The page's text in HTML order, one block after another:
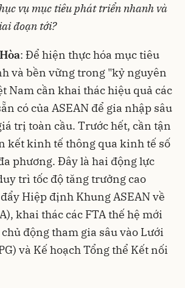
vụ mục tiêu phát triển nhanh và
đoạn tới?
: Để hiện thực hóa mục tiêu
và bền vững trong "kỷ nguyên
Nam cần khai thác hiệu quả các
có của ASEAN để gia nhập sâu
trị toàn cầu. Trước hết, cần tận
kết kinh tế thông qua kinh tế số
phương. Đây là hai động lực
trì tốc độ tăng trưởng cao
Hiệp định Khung ASEAN về
khai thác các FTA thế hệ mới
chủ động tham gia sâu vào Lưới
và Kế hoạch Tổng thể Kết nối